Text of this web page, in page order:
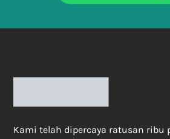
Kami telah dipercaya ratusan ribu